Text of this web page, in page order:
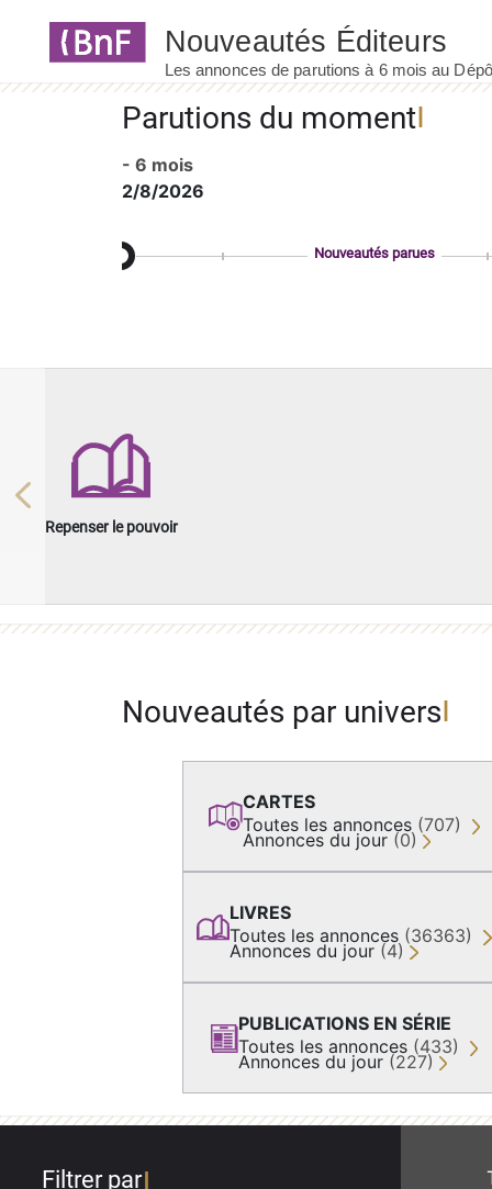
Parutions du moment
- 6 mois
2/8/2026
Nouveautés parues
Repenser le pouvoir
Previous
Nouveautés par univers
CARTES
Toutes les annonces (707)
Annonces du jour (0)
LIVRES
Toutes les annonces (36363)
Annonces du jour (4)
PUBLICATIONS EN SÉRIE
Toutes les annonces (433)
Annonces du jour (227)
Filtrer par